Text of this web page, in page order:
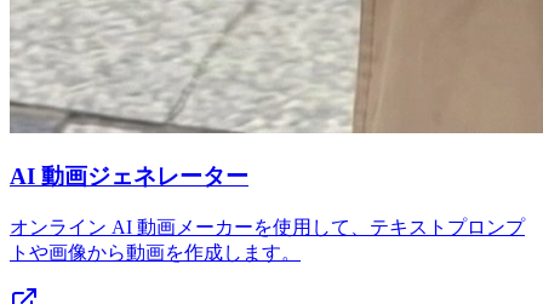
AI 動画ジェネレーター
オンライン AI 動画メーカーを使用して、テキストプロンプ
トや画像から動画を作成します。